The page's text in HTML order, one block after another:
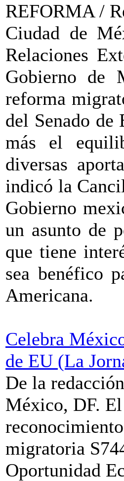
REFORMA /
Ciudad de
Relaciones
Gobierno de
reforma
del Senado de
más el
diversas
indicó la
Gobierno
un asunto de
que tiene
sea benéfico
Americana.
Celebra
de EU (La
De la redacción
México, DF.
migratoria
Oportunidad